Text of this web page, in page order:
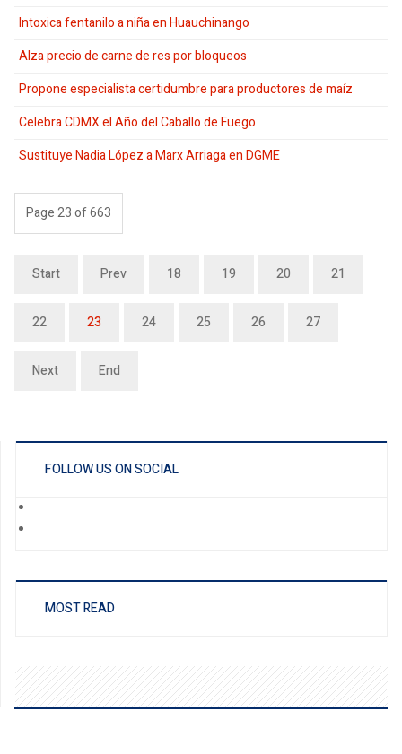
Intoxica fentanilo a niña en Huauchinango
Alza precio de carne de res por bloqueos
Propone especialista certidumbre para productores de maíz
Celebra CDMX el Año del Caballo de Fuego
Sustituye Nadia López a Marx Arriaga en DGME
Page 23 of 663
Start Prev 18 19 20 21
22 23 24 25 26 27
Next End
FOLLOW US ON SOCIAL
MOST READ